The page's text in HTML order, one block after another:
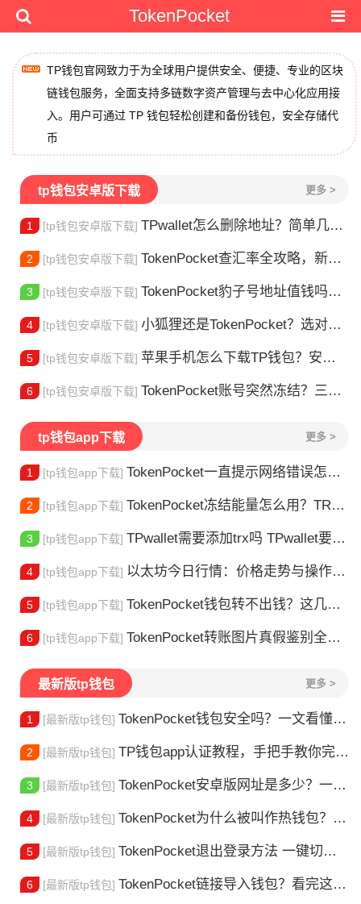
TokenPocket
TP钱包官网致力于为全球用户提供安全、便捷、专业的区块
链钱包服务，全面支持多链数字资产管理与去中心化应用接
入。用户可通过 TP 钱包轻松创建和备份钱包，安全存储代
币
tp钱包安卓版下载 更多 >
1 [tp钱包安卓版下载] TPwallet怎么删除地址？简单几步教你移除多余钱包
2 [tp钱包安卓版下载] TokenPocket查汇率全攻略，新手一看就会
3 [tp钱包安卓版下载] TokenPocket豹子号地址值钱吗？新手看完这篇就懂了
4 [tp钱包安卓版下载] 小狐狸还是TokenPocket？选对钱包很重要
5 [tp钱包安卓版下载] 苹果手机怎么下载TP钱包？安装教程来了
6 [tp钱包安卓版下载] TokenPocket账号突然冻结？三步教你快速解冻
tp钱包app下载 更多 >
1 [tp钱包app下载] TokenPocket一直提示网络错误怎么办？这几个方法帮你快速解决
2 [tp钱包app下载] TokenPocket冻结能量怎么用？TRX冻结获取能量详解
3 [tp钱包app下载] TPwallet需要添加trx吗 TPwallet要不要充TRX？一文说清
4 [tp钱包app下载] 以太坊今日行情：价格走势与操作建议
5 [tp钱包app下载] TokenPocket钱包转不出钱？这几种情况你可能遇到过
6 [tp钱包app下载] TokenPocket转账图片真假鉴别全攻略
最新版tp钱包 更多 >
1 [最新版tp钱包] TokenPocket钱包安全吗？一文看懂真实风险
2 [最新版tp钱包] TP钱包app认证教程，手把手教你完成身份验证
3 [最新版tp钱包] TokenPocket安卓版网址是多少？一文教你安全下载
4 [最新版tp钱包] TokenPocket为什么被叫作热钱包？一文讲清楚
5 [最新版tp钱包] TokenPocket退出登录方法 一键切换账号超简单
6 [最新版tp钱包] TokenPocket链接导入钱包？看完这篇就懂了